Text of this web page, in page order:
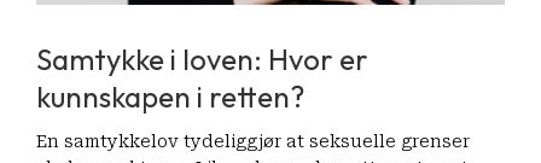
Samtykke i loven: Hvor er
kunnskapen i retten?
En samtykkelov tydeliggjør at seksuelle grenser